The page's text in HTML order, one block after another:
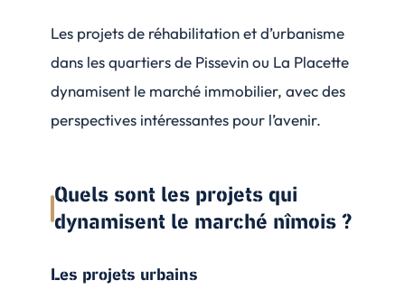
Les projets de réhabilitation et d’urbanisme
dans les quartiers de Pissevin ou La Placette
dynamisent le marché immobilier, avec des
perspectives intéressantes pour l’avenir.
Quels sont les projets qui
dynamisent le marché nîmois ?
Les projets urbains